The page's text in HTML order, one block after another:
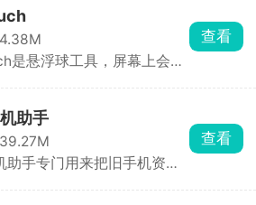
录制，玩王者、吃鸡录制连
不卡顿。可以同时录手机内
+ 麦克风人声。自带剪辑，
片。
4.38M
是悬浮球工具，屏幕上会飘
绝大多数操作。点开悬浮面
关 WiFi、蓝牙、移动流量、
幕旋转、调亮度音量，打游
的时候不用切出页面改设
查看
助手
39.27M
助手专门用来把旧手机资料
查看